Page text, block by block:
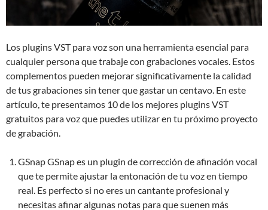
Los plugins VST para voz son una herramienta esencial para
cualquier persona que trabaje con grabaciones vocales. Estos
complementos pueden mejorar significativamente la calidad
de tus grabaciones sin tener que gastar un centavo. En este
artículo, te presentamos 10 de los mejores plugins VST
gratuitos para voz que puedes utilizar en tu próximo proyecto
de grabación.
GSnap GSnap es un plugin de corrección de afinación vocal
que te permite ajustar la entonación de tu voz en tiempo
real. Es perfecto si no eres un cantante profesional y
necesitas afinar algunas notas para que suenen más